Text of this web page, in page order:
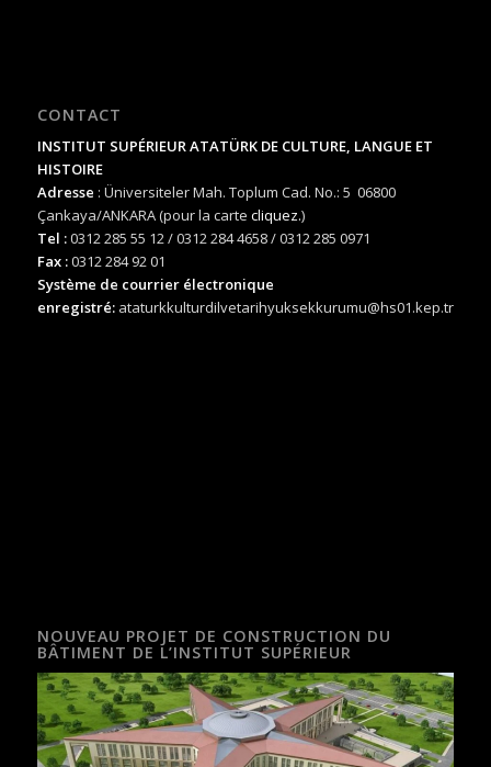
CONTACT
INSTITUT SUPÉRIEUR ATATÜRK DE CULTURE, LANGUE ET
HISTOIRE
Adresse : Üniversiteler Mah. Toplum Cad. No.: 5 06800
Çankaya/ANKARA (pour la carte cliquez.)
Tel :0312 285 55 12 / 0312 284 4658 / 0312 285 0971
Fax :0312 284 92 01
Système de courrier électronique
enregistré: ataturkkulturdilvetarihyuksekkurumu@hs01.kep.tr
NOUVEAU PROJET DE CONSTRUCTION DU
BÂTIMENT DE L’INSTITUT SUPÉRIEUR